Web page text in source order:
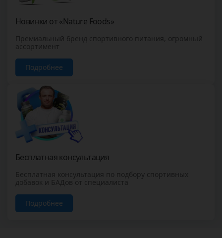
Новинки от «Nature Foods»
Премиальный бренд спортивного питания, огромный
ассортимент
Подробнее
Бесплатная консультация
Бесплатная консультация по подбору спортивных
добавок и БАДов от специалиста
Подробнее